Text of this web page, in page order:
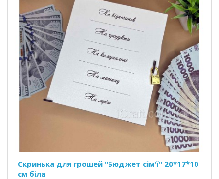
Скринька для грошей "Бюджет сім'ї" 20*17*10
см біла